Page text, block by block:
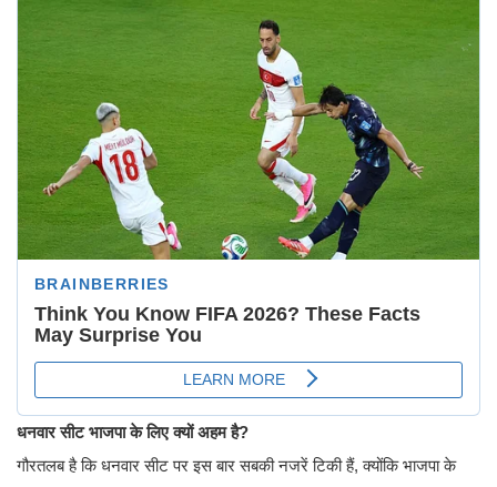
धनवार सीट भाजपा के लिए क्यों अहम है?
गौरतलब है कि धनवार सीट पर इस बार सबकी नजरें टिकी हैं, क्योंकि भाजपा के